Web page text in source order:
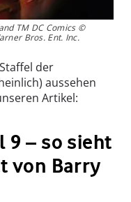
TM DC Comics ©
Bros. Ent. Inc.
der
aussehen
Artikel:
9 – so sieht
von Barry